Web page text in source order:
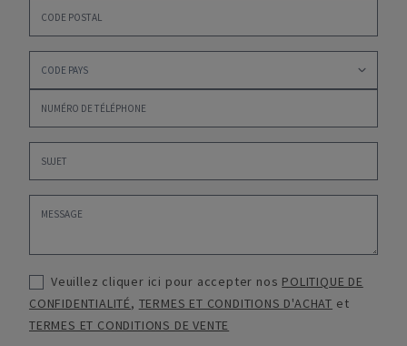
Veuillez cliquer ici pour accepter nos POLITIQUE DE
CONFIDENTIALITÉ, TERMES ET CONDITIONS D'ACHAT et
TERMES ET CONDITIONS DE VENTE